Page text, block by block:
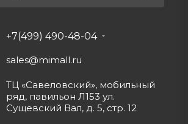
+7(499) 490-48-04
sales@mimall.ru
ТЦ «Савеловский», мобильный
ряд, павильон Л153 ул.
Сущевский Вал, д. 5, стр. 12